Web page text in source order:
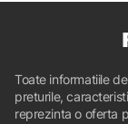
Toate informatiile
preturile,
reprezinta o oferta